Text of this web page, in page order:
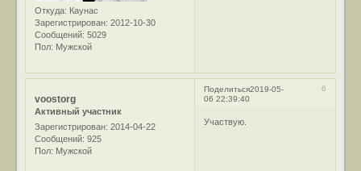
Откуда: Каунас
Зарегистрирован: 2012-10-30
Сообщений: 5029
Пол: Мужской
Поделиться 6
2019-05-
06 22:39:40
voostorg
Активный участник
Зарегистрирован: 2014-04-22
Сообщений: 925
Пол: Мужской
Участвую.